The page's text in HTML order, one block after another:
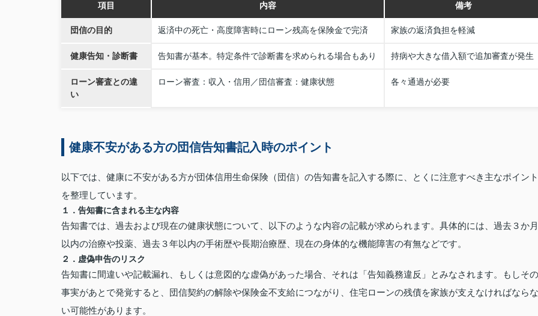
項目 内容 備考
団信の目的 返済中の死亡・高度障害時にローン残高を保険金で完済 家族の返済負担を軽減
健康告知・診断書 告知書が基本。特定条件で診断書を求められる場合もあり 持病や大きな借入額で追加審査が発生
ローン審査との違
い
ローン審査：収入・信用／団信審査：健康状態 各々通過が必要
健康不安がある方の団信告知書記入時のポイント
以下では、健康に不安がある方が団体信用生命保険（団信）の告知書を記入する際に、とくに注意すべき主なポイント
を整理しています。
１．告知書に含まれる主な内容
告知書では、過去および現在の健康状態について、以下のような内容の記載が求められます。具体的には、過去３か月
以内の治療や投薬、過去３年以内の手術歴や長期治療歴、現在の身体的な機能障害の有無などです。
２．虚偽申告のリスク
告知書に間違いや記載漏れ、もしくは意図的な虚偽があった場合、それは「告知義務違反」とみなされます。もしその
事実があとで発覚すると、団信契約の解除や保険金不支給につながり、住宅ローンの残債を家族が支えなければならな
い可能性があります。